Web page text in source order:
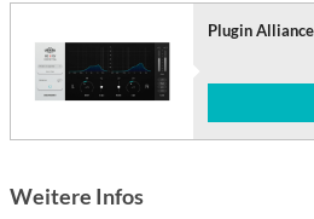
Plugin
Weitere Infos